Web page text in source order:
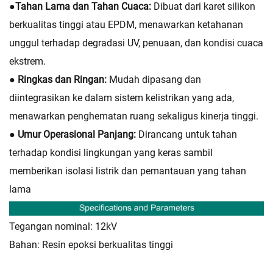
●Tahan Lama dan Tahan Cuaca: Dibuat dari karet silikon
berkualitas tinggi atau EPDM, menawarkan ketahanan
unggul terhadap degradasi UV, penuaan, dan kondisi cuaca
ekstrem.
● Ringkas dan Ringan: Mudah dipasang dan
diintegrasikan ke dalam sistem kelistrikan yang ada,
menawarkan penghematan ruang sekaligus kinerja tinggi.
● Umur Operasional Panjang: Dirancang untuk tahan
terhadap kondisi lingkungan yang keras sambil
memberikan isolasi listrik dan pemantauan yang tahan
lama
Tegangan nominal: 12kV
Bahan: Resin epoksi berkualitas tinggi